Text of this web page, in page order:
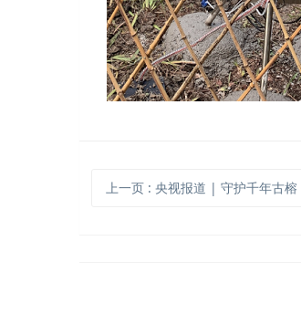
上一页 : 央视报道 | 守护千年古榕，TRU树木雷